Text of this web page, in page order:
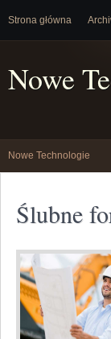
Strona główna
Nowe
Nowe Technologie
Ślubne